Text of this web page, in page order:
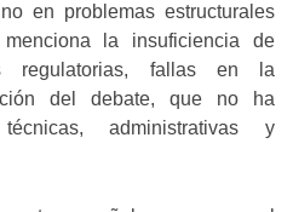
en problemas estructurales
la insuficiencia de
regulatorias, fallas en la
del debate, que no ha
administrativas y